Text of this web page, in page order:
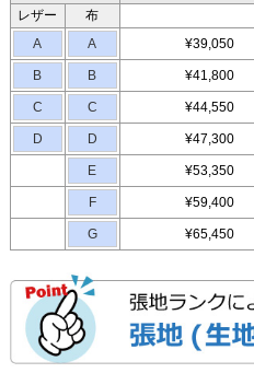
レザー
布
A
A ¥39,050
B B ¥41,800
C C ¥44,550
D D ¥47,300
E ¥53,350
F ¥59,400
G ¥65,450